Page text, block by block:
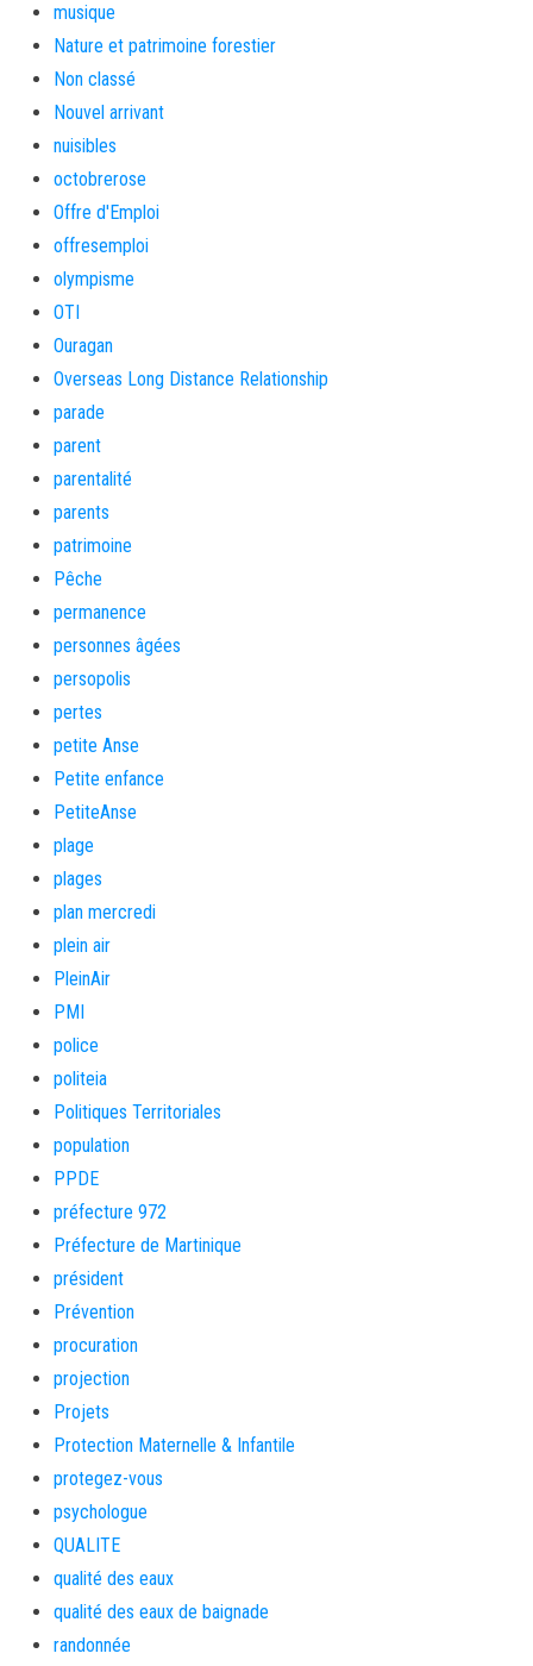
musique
Nature et patrimoine forestier
Non classé
Nouvel arrivant
nuisibles
octobrerose
Offre d'Emploi
offresemploi
olympisme
OTI
Ouragan
Overseas Long Distance Relationship
parade
parent
parentalité
parents
patrimoine
Pêche
permanence
personnes âgées
persopolis
pertes
petite Anse
Petite enfance
PetiteAnse
plage
plages
plan mercredi
plein air
PleinAir
PMI
police
politeia
Politiques Territoriales
population
PPDE
préfecture 972
Préfecture de Martinique
président
Prévention
procuration
projection
Projets
Protection Maternelle & Infantile
protegez-vous
psychologue
QUALITE
qualité des eaux
qualité des eaux de baignade
randonnée